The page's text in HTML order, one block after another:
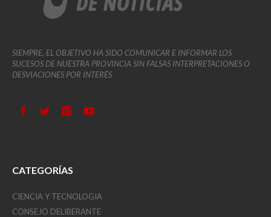
SIEMPRE, EL OBJETIVO HA SIDO COMUNICAR E INFORMAR LOS
SUCESOS DE NUESTRA PROVINCIA SIN FALSAS INTERPRETACIONES O
DESVIACIONES POR INTERÉS
CATEGORÍAS
CIENCIA Y TECNOLOGIA
CONSEJO DELIBERANTE